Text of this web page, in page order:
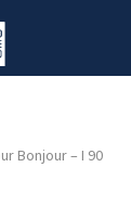
Monte Carlo
Bonjour – I 90